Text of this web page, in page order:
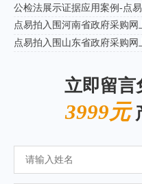
公检法展示证据应用案例-点
点易拍入围河南省政府采购网
点易拍入围山东省政府采购网
立即留言
3999元